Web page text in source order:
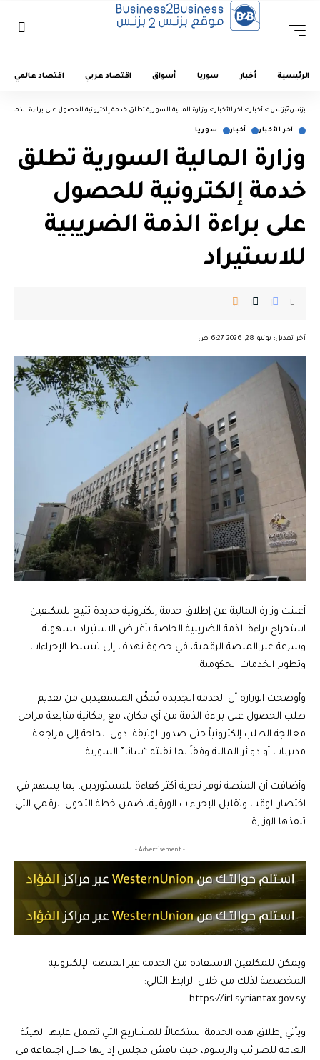
الرئيسية أخبار سوريا أسواق اقتصاد عربي اقتصاد عالمي
بزنس2بزنس > أخبار > آخر الأخبار > وزارة المالية السورية تطلق خدمة إلكترونية للحصول على براءة الذمة
آخر الأخبار أخبار سوريا
وزارة المالية السورية تطلق
خدمة إلكترونية للحصول
على براءة الذمة الضريبية
للاستيراد
آخر تعديل: يونيو 28, 2026 6:27 ص
أعلنت وزارة المالية عن إطلاق خدمة إلكترونية جديدة تتيح للمكلفين
استخراج براءة الذمة الضريبية الخاصة بأغراض الاستيراد بسهولة
وسرعة عبر المنصة الرقمية، في خطوة تهدف إلى تبسيط الإجراءات
وتطوير الخدمات الحكومية.
وأوضحت الوزارة أن الخدمة الجديدة تُمكّن المستفيدين من تقديم
طلب الحصول على براءة الذمة من أي مكان، مع إمكانية متابعة مراحل
معالجة الطلب إلكترونياً حتى صدور الوثيقة، دون الحاجة إلى مراجعة
مديريات أو دوائر المالية وفقاً لما نقلته “سانا” السورية.
وأضافت أن المنصة توفر تجربة أكثر كفاءة للمستوردين، بما يسهم في
اختصار الوقت وتقليل الإجراءات الورقية، ضمن خطة التحول الرقمي التي
تنفذها الوزارة.
- Advertisement -
ويمكن للمكلفين الاستفادة من الخدمة عبر المنصة الإلكترونية
المخصصة لذلك من خلال الرابط التالي:
https://irl.syriantax.gov.sy
ويأتي إطلاق هذه الخدمة استكمالاً للمشاريع التي تعمل عليها الهيئة
العامة للضرائب والرسوم، حيث ناقش مجلس إدارتها خلال اجتماعه في